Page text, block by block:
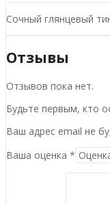
Сочный глянцевый
Отзывы
Отзывов пока нет.
Будьте первым, кто
Ваш адрес email не
Ваша оценка *